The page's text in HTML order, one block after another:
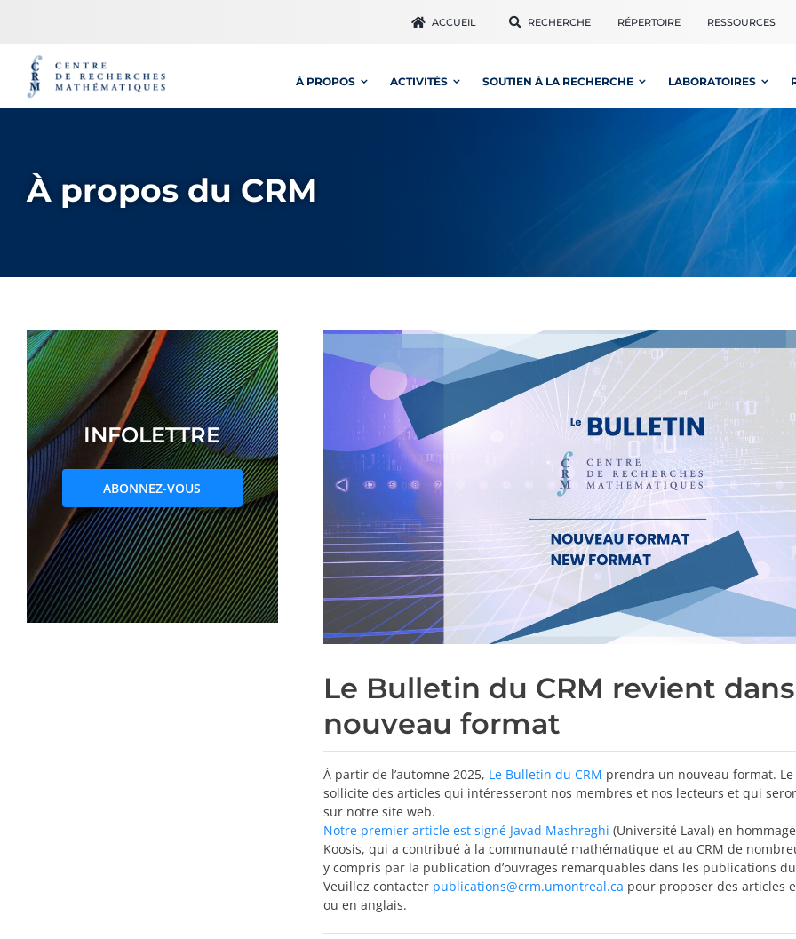
ACCUEIL RECHERCHE RÉPERTOIRE RESSOURCES
À PROPOS ACTIVITÉS SOUTIEN À LA RECHERCHE LABORATOIRES
À propos du CRM
INFOLETTRE
ABONNEZ-VOUS
Le Bulletin du CRM revient
nouveau format
À partir de l’automne 2025, Le Bulletin du CRM prendra un nouveau format. Le
sollicite des articles qui intéresseront nos membres et nos lecteurs et qui
sur notre site web.
Notre premier article est signé Javad Mashreghi (Université Laval) en
Koosis, qui a contribué à la communauté mathématique et au CRM de
y compris par la publication d’ouvrages remarquables dans les publications du
Veuillez contacter publications@crm.umontreal.ca pour proposer des articles
ou en anglais.